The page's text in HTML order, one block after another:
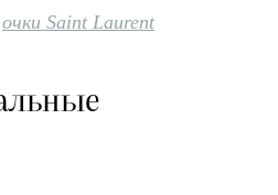
очки Saint Laurent